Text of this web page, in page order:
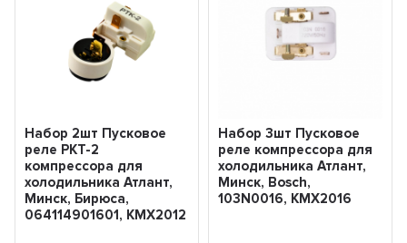
Набор 2шт Пусковое
реле РКТ-2
компрессора для
холодильника Атлант,
Минск, Бирюса,
064114901601, KMХ2012
Набор 3шт Пусковое
реле компрессора для
холодильника Атлант,
Минск, Bosch,
103N0016, KMX2016